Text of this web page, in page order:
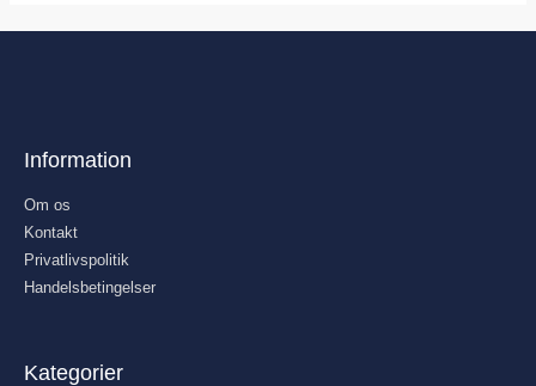
Information
Om os
Kontakt
Privatlivspolitik
Handelsbetingelser
Kategorier